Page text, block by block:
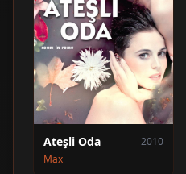
Ateşli Oda
2010
Max